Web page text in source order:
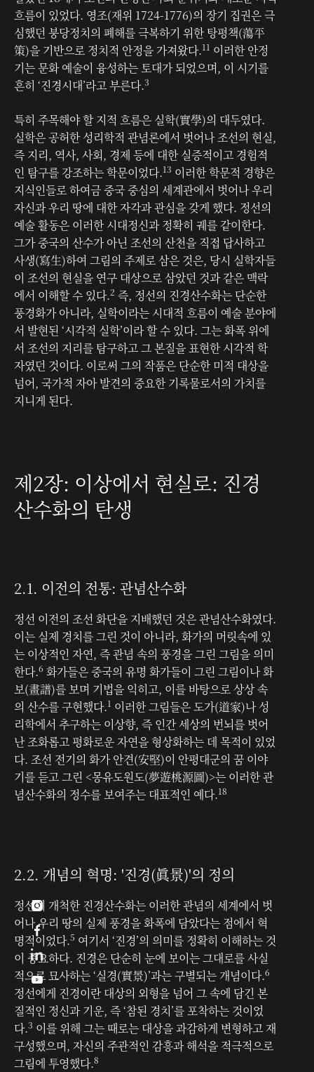
흐름이 있었다. 영조(재위 1724-1776)의 장기 집권은 극
심했던 붕당정치의 폐해를 극복하기 위한 탕평책(蕩平
策)을 기반으로 정치적 안정을 가져왔다.11 이러한 안정
기는 문화 예술이 융성하는 토대가 되었으며, 이 시기를
흔히 ‘진경시대’라고 부른다.3
특히 주목해야 할 지적 흐름은 실학(實學)의 대두였다.
실학은 공허한 성리학적 관념론에서 벗어나 조선의 현실,
즉 지리, 역사, 사회, 경제 등에 대한 실증적이고 경험적
인 탐구를 강조하는 학문이었다.13 이러한 학문적 경향은
지식인들로 하여금 중국 중심의 세계관에서 벗어나 우리
자신과 우리 땅에 대한 자각과 관심을 갖게 했다. 정선의
예술 활동은 이러한 시대정신과 정확히 궤를 같이한다.
그가 중국의 산수가 아닌 조선의 산천을 직접 답사하고
사생(寫生)하여 그림의 주제로 삼은 것은, 당시 실학자들
이 조선의 현실을 연구 대상으로 삼았던 것과 같은 맥락
에서 이해할 수 있다.2 즉, 정선의 진경산수화는 단순한
풍경화가 아니라, 실학이라는 시대적 흐름이 예술 분야에
서 발현된 ‘시각적 실학’이라 할 수 있다. 그는 화폭 위에
서 조선의 지리를 탐구하고 그 본질을 표현한 시각적 학
자였던 것이다. 이로써 그의 작품은 단순한 미적 대상을
넘어, 국가적 자아 발견의 중요한 기록물로서의 가치를
지니게 된다.
제2장: 이상에서 현실로: 진경
산수화의 탄생
2.1. 이전의 전통: 관념산수화
정선 이전의 조선 화단을 지배했던 것은 관념산수화였다.
이는 실제 경치를 그린 것이 아니라, 화가의 머릿속에 있
는 이상적인 자연, 즉 관념 속의 풍경을 그린 그림을 의미
한다.6 화가들은 중국의 유명 화가들이 그린 그림이나 화
보(畫譜)를 보며 기법을 익히고, 이를 바탕으로 상상 속
의 산수를 구현했다.1 이러한 그림들은 도가(道家)나 성
리학에서 추구하는 이상향, 즉 인간 세상의 번뇌를 벗어
난 조화롭고 평화로운 자연을 형상화하는 데 목적이 있었
다. 조선 전기의 화가 안견(安堅)이 안평대군의 꿈 이야
기를 듣고 그린 <몽유도원도(夢遊桃源圖)>는 이러한 관
념산수화의 정수를 보여주는 대표적인 예다.18
2.2. 개념의 혁명: '진경(眞景)'의 정의
정선이 개척한 진경산수화는 이러한 관념의 세계에서 벗
어나 우리 땅의 실제 풍경을 화폭에 담았다는 점에서 혁
명적이었다.5 여기서 ‘진경’의 의미를 정확히 이해하는 것
이 중요하다. 진경은 단순히 눈에 보이는 그대로를 사실
적으로 묘사하는 ‘실경(實景)’과는 구별되는 개념이다.6
정선에게 진경이란 대상의 외형을 넘어 그 속에 담긴 본
질적인 정신과 기운, 즉 ‘참된 경치’를 포착하는 것이었
다.3 이를 위해 그는 때로는 대상을 과감하게 변형하고 재
구성했으며, 자신의 주관적인 감흥과 해석을 적극적으로
그림에 투영했다.8


